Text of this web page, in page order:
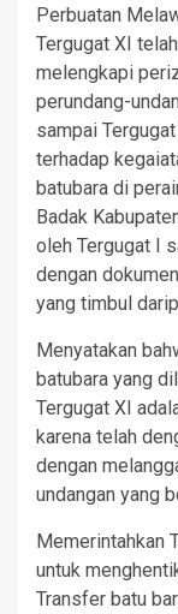
Perbuatan
Tergugat XI
melengkapi
perundang-
sampai
terhadap
batubara di
Badak
oleh Tergugat I
dengan
yang timbul
Menyatakan
batubara yang
Tergugat XI
karena telah
dengan
undangan yang
Memerintahkan
untuk
Transfer batu